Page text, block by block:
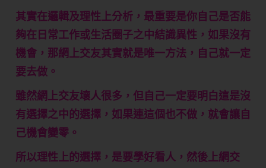
其實在邏輯及理性上分析，最重要是你自己是否能
夠在日常工作或生活圈子之中結識異性，如果沒有
機會，那網上交友其實就是唯一方法，自己就一定
要去做。
雖然網上交友壞人很多，但自己一定要明白這是沒
有選擇之中的選擇，如果連這個也不做，就會讓自
己機會變零。
所以理性上的選擇，是要學好看人，然後上網交